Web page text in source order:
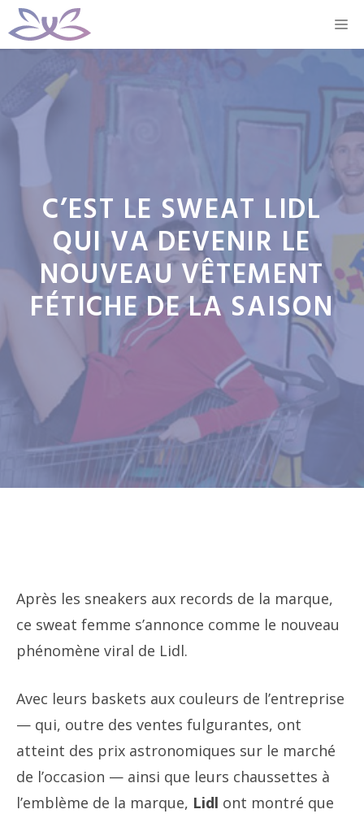
Aller
au
C’EST LE SWEAT LIDL
QUI VA DEVENIR LE
NOUVEAU VÊTEMENT
FÉTICHE DE LA SAISON
Après les sneakers aux records de la marque,
ce sweat femme s’annonce comme le nouveau
phénomène viral de Lidl.
Avec leurs baskets aux couleurs de l’entreprise
— qui, outre des ventes fulgurantes, ont
atteint des prix astronomiques sur le marché
de l’occasion — ainsi que leurs chaussettes à
l’emblème de la marque, Lidl ont montré que